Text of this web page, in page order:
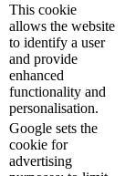
This cookie
allows the website
to identify a user
and provide
enhanced
functionality and
personalisation.
Google sets the
cookie for
advertising